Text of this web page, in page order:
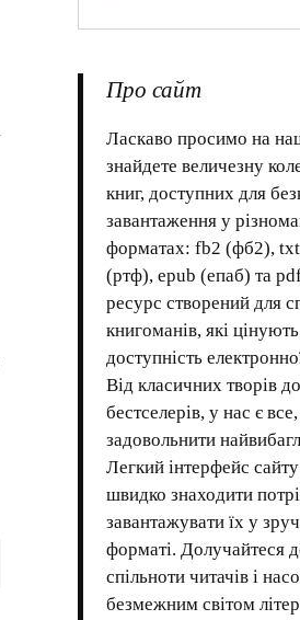
Про сайт
Ласкаво просимо на
знайдете величезну
книг, доступних для
завантаження у
форматах: fb2 (фб2),
(ртф), epub (епаб) та
ресурс створений для
книгоманів, які
доступність
Від класичних творів
бестселерів, у нас є
задовольнити
Легкий інтерфейс
швидко знаходити
завантажувати їх у
форматі. Долучайтеся
спільноти читачів і
безмежним світом